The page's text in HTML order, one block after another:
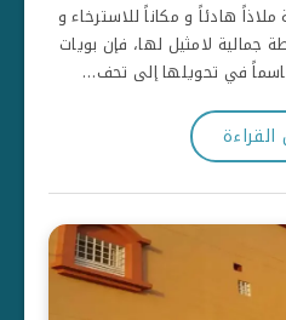
ملاذاً هادئاً و مكاناً للاسترخاء و
جمالية لامثيل لها، فإن بويات
في تحويلها إلى تحف…